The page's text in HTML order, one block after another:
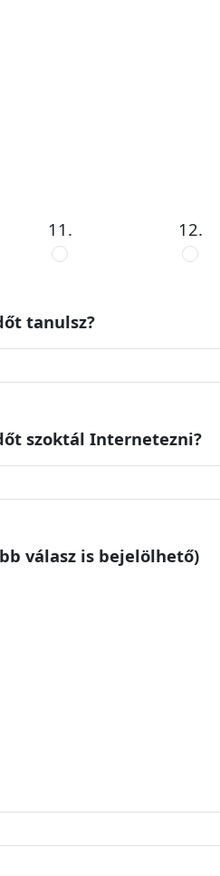
11. 12.
tanulsz?
szoktál Internetezni?
válasz is bejelölhető)